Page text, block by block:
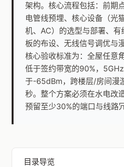
架构。核心流程包括：前期
电管线预埋、核心设备（光
机、AC）的选型与部署、
板的布设、无线信号调优与
核心验收标准为：全屋任意
低于签约带宽的90%，
于-65dBm，跨楼层/房间漫
秒。整个方案必须在水电改
预留至少30%的端口与线路冗
目录导览